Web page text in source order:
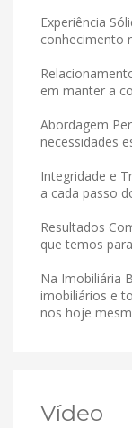
Experiência
conhecimento
em manter a
Abordagem
necessidades
Integridade e
a cada passo
Resultados
que temos
Na Imobiliária
imobiliários e
nos hoje
Vídeo